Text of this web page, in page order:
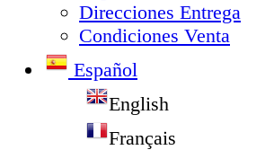
Direcciones Entrega
Condiciones Venta
Español
English
Français